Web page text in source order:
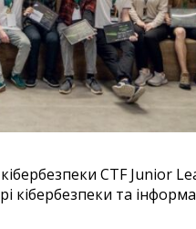
CTF Junior
кібербезпеки та